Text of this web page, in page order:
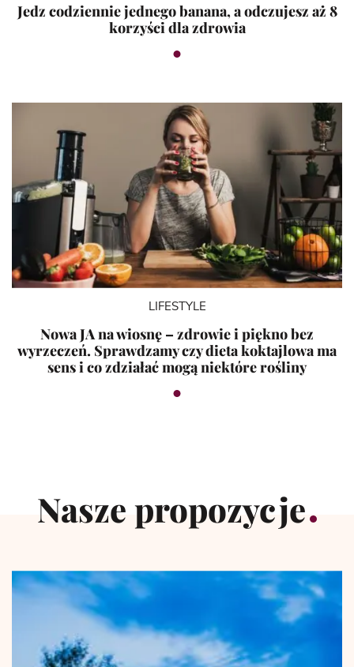
Jedz codziennie jednego banana, a odczujesz aż 8
korzyści dla zdrowia
LIFESTYLE
Nowa JA na wiosnę – zdrowie i piękno bez
wyrzeczeń. Sprawdzamy czy dieta koktajlowa ma
sens i co zdziałać mogą niektóre rośliny
Nasze propozycje